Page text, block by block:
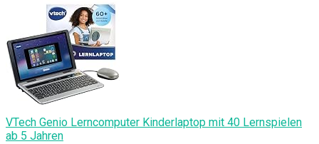
VTech Genio Lerncomputer Kinderlaptop mit 40 Lernspielen
ab 5 Jahren